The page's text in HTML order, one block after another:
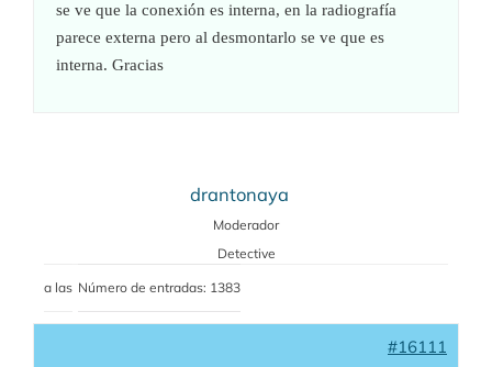
se ve que la conexión es interna, en la radiografía
parece externa pero al desmontarlo se ve que es
interna. Gracias
drantonaya
Moderador
Detective
a las Número de entradas: 1383
#16111